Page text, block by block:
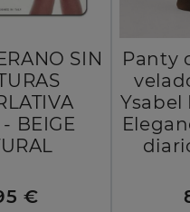
SIN
BEIGE
€
Panty
Ysabel